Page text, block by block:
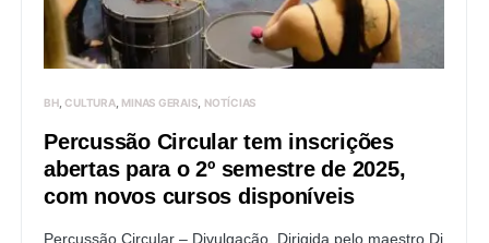
BH CULTURA MINAS GERAIS NOTÍCIAS
Percussão Circular tem inscrições
abertas para o 2º semestre de 2025,
com novos cursos disponíveis
Percussão Circular – Divulgação. Dirigida pelo maestro Di